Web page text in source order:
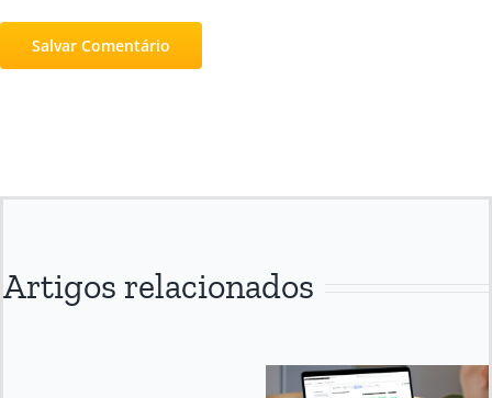
Artigos relacionados